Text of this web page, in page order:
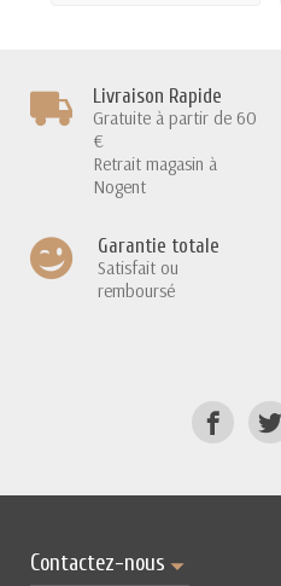
Livraison Rapide
Gratuite à partir de 60
€
Retrait magasin à
Nogent
Garantie totale
Satisfait ou
remboursé
Contactez-nous